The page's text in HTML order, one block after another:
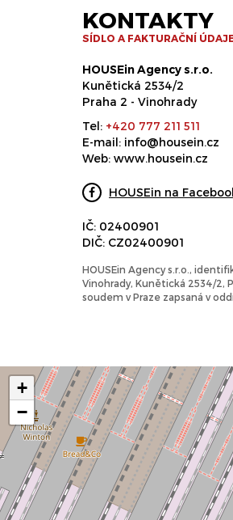
KONTAKTY
SÍDLO A FAKTURAČNÍ
HOUSEin Agency s.r.o.
Kunětická 2534/2
Praha 2 - Vinohrady
Tel: +420 777 211 511
E-mail: info@housein.cz
Web: www.housein.cz
HOUSEin na
IČ: 02400901
DIČ: CZ02400901
HOUSEin Agency s.r.o.,
Vinohrady, Kunětická 2534/2,
soudem v Praze zapsaná v
+
−